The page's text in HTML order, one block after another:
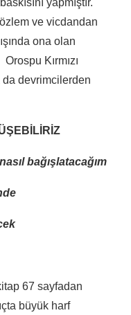
yapmıştır.
ve vicdandan
ona olan
Kırmızı
da devrimcilerden
bağışlatacağım
67 sayfadan
büyük harf